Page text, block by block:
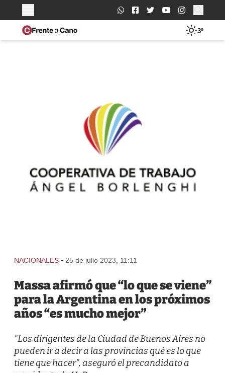
Buscar:
3º
NACIONALES - 25 de julio 2023, 11:11
Massa afirmó que “lo que se viene”
para la Argentina en los próximos
años “es mucho mejor”
"Los dirigentes de la Ciudad de Buenos Aires no
pueden ir a decir a las provincias qué es lo que
tiene que hacer", aseguró el precandidato a